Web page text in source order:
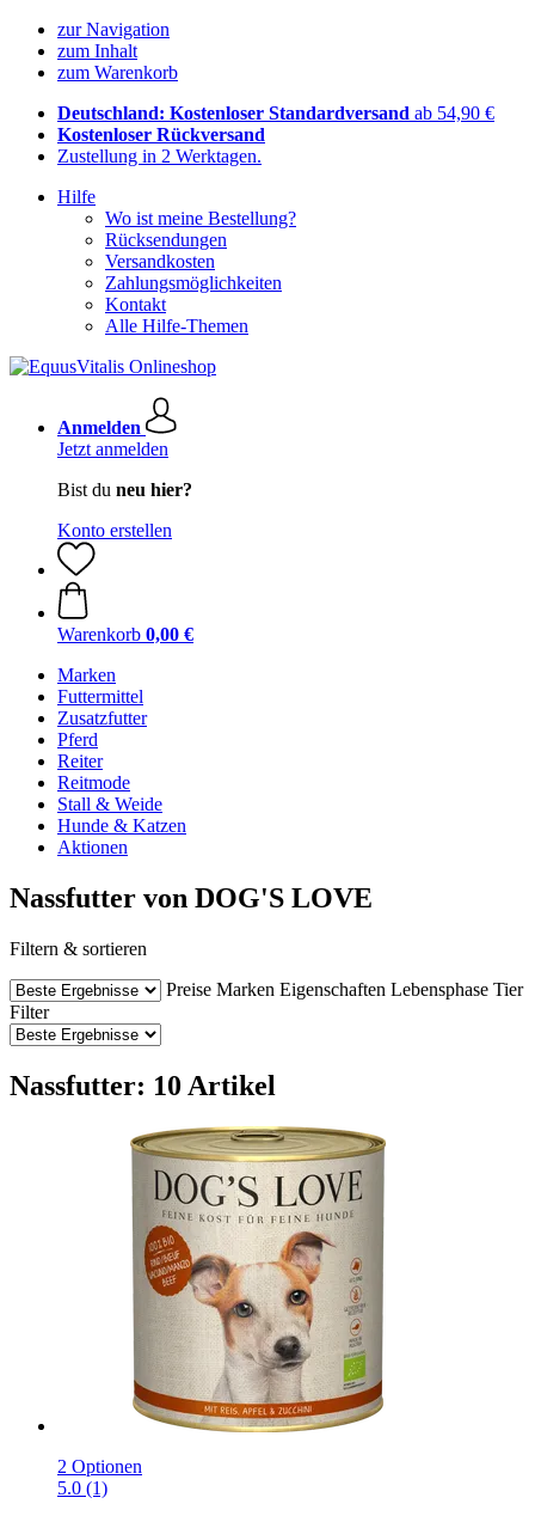
zur Navigation
zum Inhalt
zum Warenkorb
Deutschland: Kostenloser Standardversand ab 54,90 €
Kostenloser Rückversand
Zustellung in 2 Werktagen.
Hilfe
Wo ist meine Bestellung?
Rücksendungen
Versandkosten
Zahlungsmöglichkeiten
Kontakt
Alle Hilfe-Themen
Anmelden
Jetzt anmelden
Bist du neu hier?
Konto erstellen
Warenkorb 0,00 €
Marken
Futtermittel
Zusatzfutter
Pferd
Reiter
Reitmode
Stall & Weide
Hunde & Katzen
Aktionen
Nassfutter von DOG'S LOVE
Filtern & sortieren
Preise Marken Eigenschaften Lebensphase Tier
Filter
Nassfutter: 10 Artikel
2 Optionen
5.0 (1)